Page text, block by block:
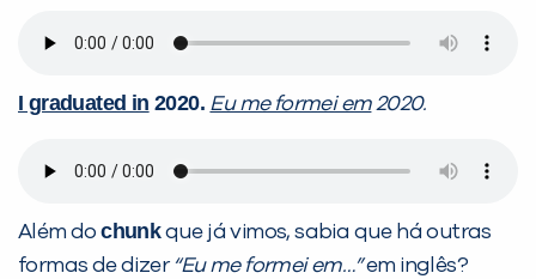
I graduated in 2020. Eu me formei em2020.
Além dochunkque já vimos, sabia que há outras
formas de dizer“Eu me formei em…”em inglês?